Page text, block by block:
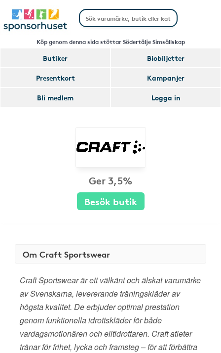
Köp genom denna sida stöttar Södertälje Simsällskap
Butiker
Biobiljetter
Presentkort
Kampanjer
Bli medlem
Logga in
Ger 3,5%
Besök butik
Om Craft Sportswear
Craft Sportswear är ett välkänt och älskat varumärke
av Svenskarna, levererande träningskläder av
högsta kvalitet. De erbjuder optimal prestation
genom funktionella idrottskläder för både
vardagsmotionären och elitidrottaren. Craft atleter
tränar för frihet, lycka och framsteg – för att förbättra